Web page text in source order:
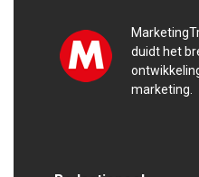
duidt het
marketing.